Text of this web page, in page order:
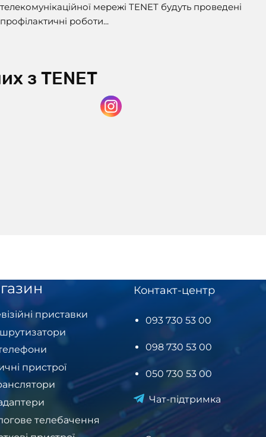
телекомунікаційної мережі TENET будуть проведені
профілактичні роботи...
з TENET
приставки
пристрої
телебачення
Контакт-центр
093 730 53 00
098 730 53 00
050 730 53 00
Чат-підтримка